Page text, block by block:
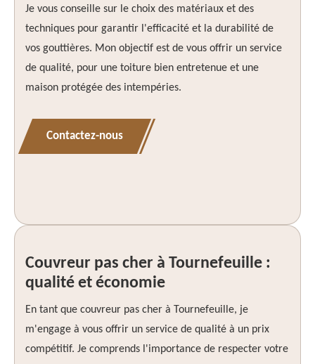
Je vous conseille sur le choix des matériaux et des
techniques pour garantir l'efficacité et la durabilité de
vos gouttières. Mon objectif est de vous offrir un service
de qualité, pour une toiture bien entretenue et une
maison protégée des intempéries.
Contactez-nous
Couvreur pas cher à Tournefeuille :
qualité et économie
En tant que couvreur pas cher à Tournefeuille, je
m'engage à vous offrir un service de qualité à un prix
compétitif. Je comprends l'importance de respecter votre